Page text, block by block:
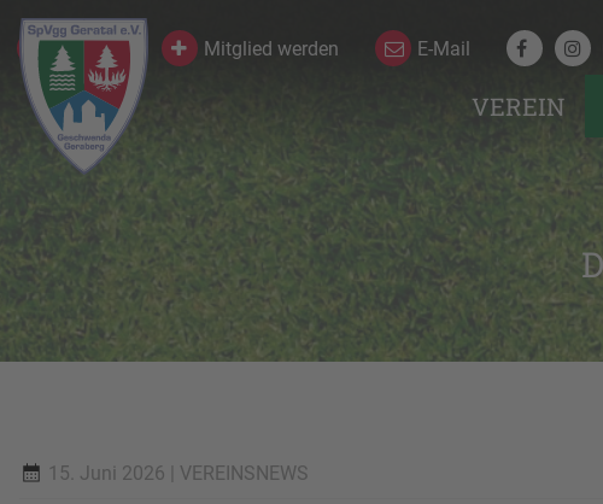
Kontakt Mitglied werden E-Mail
VEREIN
15. Juni 2026 | VEREINSNEWS